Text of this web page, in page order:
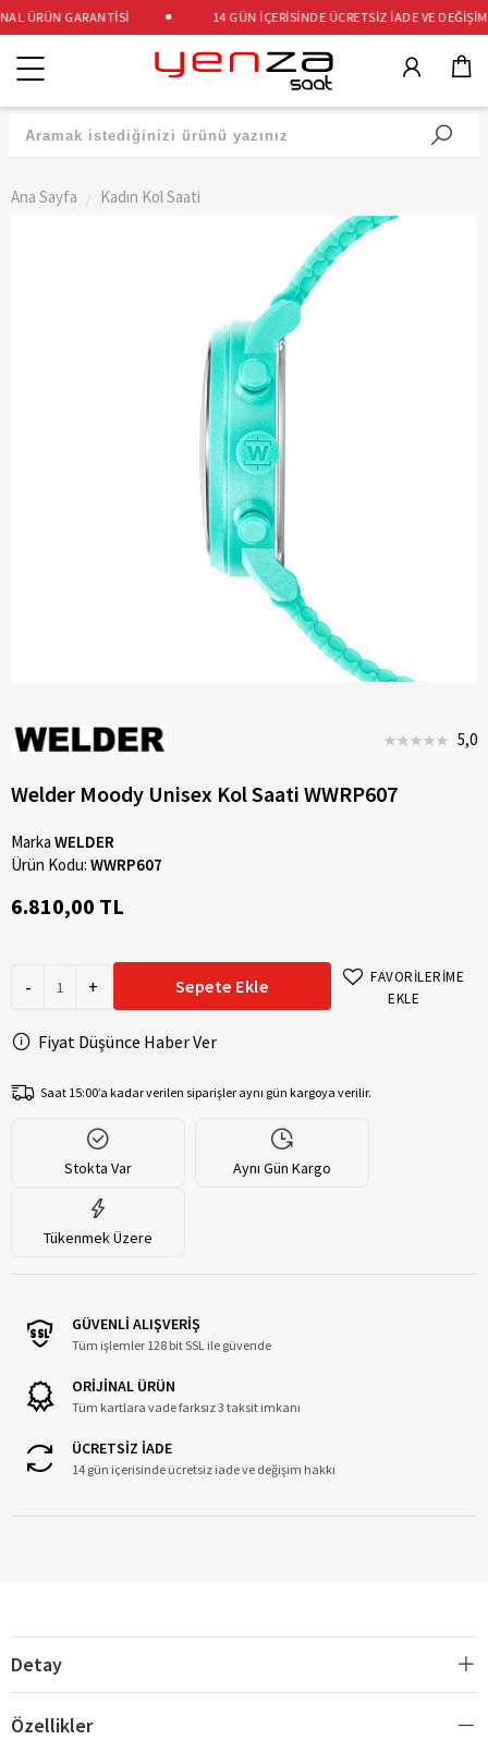
ÜRÜN GARANTİSİ 14 GÜN İÇERİSİNDE ÜCRETSİZ İADE VE DEĞİŞİM
Kategoriler
Ana Sayfa Kadın Kol Saati
5,0
Welder Moody Unisex Kol Saati WWRP607
Marka WELDER
Ürün Kodu: WWRP607
6.810,00 TL
- + Sepete Ekle
FAVORİLERİME
EKLE
Fiyat Düşünce Haber Ver
Saat 15:00’a kadar verilen siparişler aynı gün kargoya verilir.
Stokta Var Aynı Gün Kargo
Tükenmek Üzere
GÜVENLİ ALIŞVERİŞ
Tüm işlemler 128 bit SSL ile güvende
ORİJİNAL ÜRÜN
Tüm kartlara vade farksız 3 taksit imkanı
ÜCRETSİZ İADE
14 gün içerisinde ücretsiz iade ve değişim hakkı
Detay
Özellikler